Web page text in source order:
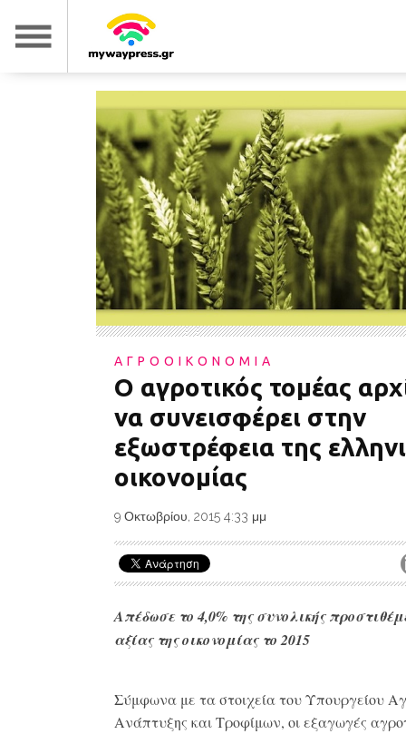
ΑΓΡΟΟΙΚΟΝΟΜΙΑ
Ο αγροτικός τομέας
να συνεισφέρει στην
εξωστρέφεια της
οικονομίας
9 Οκτωβρίου, 2015 4:33 μμ
Απέδωσε το 4,0% της συνολικής
αξίας της οικονομίας το 2015
Σύμφωνα με τα στοιχεία του Υπουργείου
Ανάπτυξης και Τροφίμων, οι εξαγωγές